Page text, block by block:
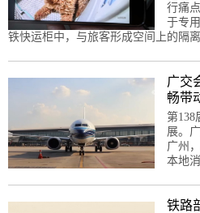
行痛
于专
铁快运柜中，与旅客形成空间上的隔离
广交
畅带
第138
展。
广州
本地
铁路